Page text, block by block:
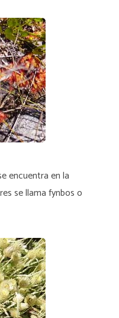
encuentra en la
se llama fynbos o